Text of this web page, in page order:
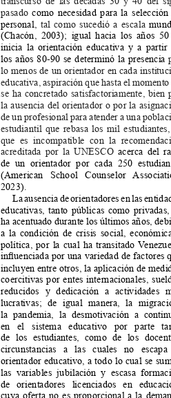
pasado como necesidad para la
personal,
tal como sucedió a escala
(Chacón, 2003); igual hacia los años
inicia la orientación educativa y a
los años 80-90 se determinó la presencia
lo menos de un orientador en cada
educativa, aspiración que hasta el
se ha concretado satisfactoriamente, bien
la ausencia del orientador o por la
de un profesional para atender a una
estudiantil que rebasa los mil
que es incompatible con la
acreditada por la UNESCO acerca del
de un orientador por cada 250
(American School Counselor
2023).
La ausencia de orientadores en las
educativas, tanto públicas como
ha acentuado durante los últimos años,
a la condición de crisis social,
política, por la cual ha transitado V
inuenciada por una variedad de factores
incluyen entre otros, la aplicación de
coercitivas por entes internacionales,
reducidos y dedicación a actividades
lucrativas; de igual manera, la
la pandemia, la desmotivación a
en el sistema educativo por parte
de los estudiantes, como de los
circunstancias a las cuales no
orientador educativo, a todo lo cual se
las variables jubilación y escasa
de orientadores licenciados en
cuya oferta no es proporcional a la